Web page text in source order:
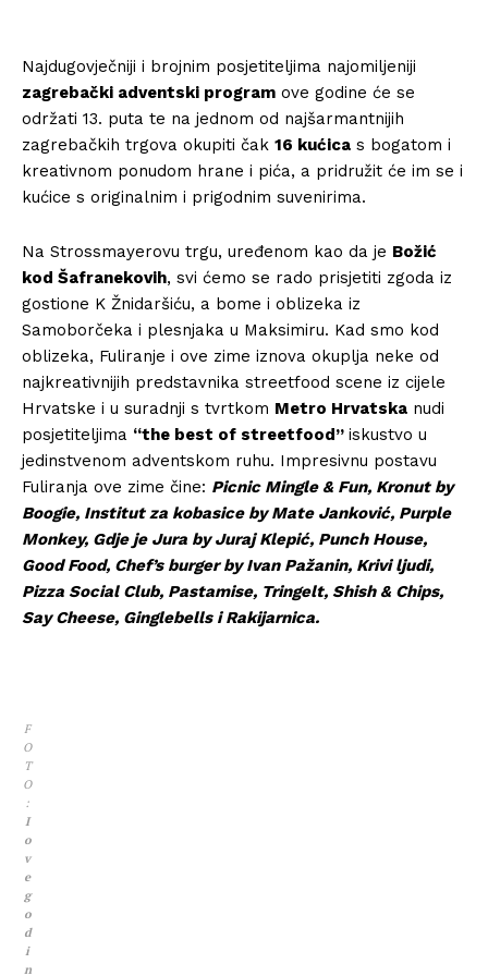
Najdugovječniji i brojnim posjetiteljima najomiljeniji
zagrebački adventski program ove godine će se
održati 13. puta te na jednom od najšarmantnijih
zagrebačkih trgova okupiti čak 16 kućica s bogatom i
kreativnom ponudom hrane i pića, a pridružit će im se i
kućice s originalnim i prigodnim suvenirima.
Na Strossmayerovu trgu, uređenom kao da je Božić
kod Šafranekovih, svi ćemo se rado prisjetiti zgoda iz
gostione K Žnidaršiću, a bome i oblizeka iz
Samoborčeka i plesnjaka u Maksimiru. Kad smo kod
oblizeka, Fuliranje i ove zime iznova okuplja neke od
najkreativnijih predstavnika streetfood scene iz cijele
Hrvatske i u suradnji s tvrtkom Metro Hrvatska nudi
posjetiteljima “the best of streetfood” iskustvo u
jedinstvenom adventskom ruhu. Impresivnu postavu
Fuliranja ove zime čine: Picnic Mingle & Fun, Kronut by
Boogie, Institut za kobasice by Mate Janković, Purple
Monkey, Gdje je Jura by Juraj Klepić, Punch House,
Good Food, Chef’s burger by Ivan Pažanin, Krivi ljudi,
Pizza Social Club, Pastamise, Tringelt, Shish & Chips,
Say Cheese, Ginglebells i Rakijarnica.
F
O
T
O
:
I
o
v
e
g
o
d
i
n